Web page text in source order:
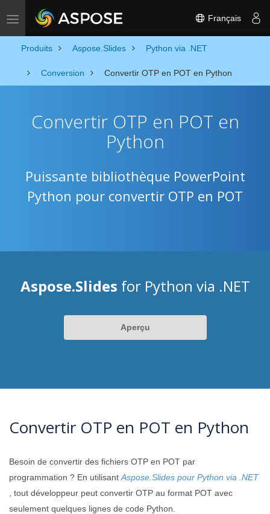
Toggle navigation Français
Produits Aspose.Slides Python via .NET
Conversion Convertir OTP en POT en Python
Convertir OTP en POT en
Python
Puissante bibliothèque PowerPoint
Python pour convertir OTP en POT
Aspose.Slides for Python via .NET
Aperçu
Convertir OTP en POT en Python
Besoin de convertir des fichiers OTP en POT par
programmation ? En utilisant Aspose.Slides pour Python via .NET
, tout développeur peut convertir OTP au format POT avec
seulement quelques lignes de code Python.